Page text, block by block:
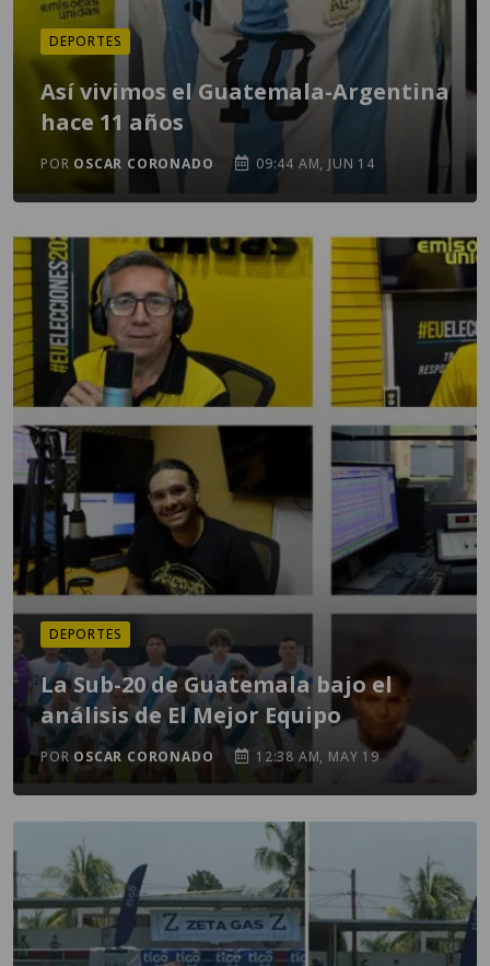
DEPORTES
Así vivimos el Guatemala-Argentina
hace 11 años
POR OSCAR CORONADO 09:44 AM, JUN 14
DEPORTES
La Sub-20 de Guatemala bajo el
análisis de El Mejor Equipo
POR OSCAR CORONADO 12:38 AM, MAY 19